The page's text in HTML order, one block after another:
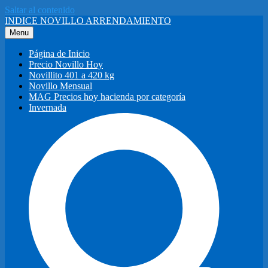
Saltar al contenido
INDICE NOVILLO ARRENDAMIENTO
Menu
Página de Inicio
Precio Novillo Hoy
Novillito 401 a 420 kg
Novillo Mensual
MAG Precios hoy hacienda por categoría
Invernada